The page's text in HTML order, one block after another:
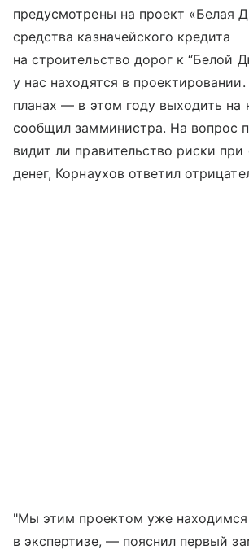
предусмотрены на проект «Белая
средства казначейского кредита
на строительство дорог к “Белой
у нас находятся в
планах — в этом году выходить на
сообщил замминистра. На вопрос
видит ли правительство риски при
денег, Корнаухов ответил
"Мы этим проектом уже находимся
в экспертизе, — пояснил первый